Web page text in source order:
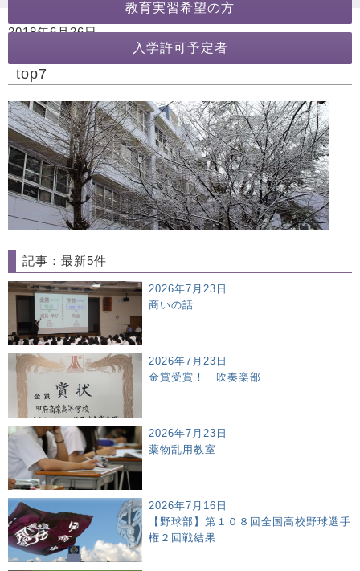
教育実習希望の方
入学許可予定者
2018年6月26日
top7
記事：最新5件
2026年7月23日
商いの話
2026年7月23日
金賞受賞！ 吹奏楽部
2026年7月23日
薬物乱用教室
2026年7月16日
【野球部】第１０８回全国高校野球選手
権２回戦結果